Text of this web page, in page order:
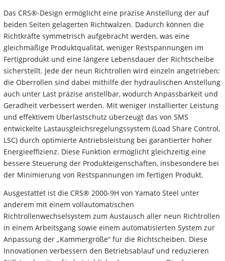
Das CRS®-Design ermöglicht eine präzise Anstellung der auf
beiden Seiten gelagerten Richtwalzen. Dadurch können die
Richtkräfte symmetrisch aufgebracht werden, was eine
gleichmäßige Produktqualität, weniger Restspannungen im
Fertigprodukt und eine längere Lebensdauer der Richtscheibe
sicherstellt. Jede der neun Richtrollen wird einzeln angetrieben;
die Oberrollen sind dabei mithilfe der hydraulischen Anstellung
auch unter Last präzise anstellbar, wodurch Anpassbarkeit und
Geradheit verbessert werden. Mit weniger installierter Leistung
und effektivem Überlastschutz überzeugt das von SMS
entwickelte Lastausgleichsregelungssystem (Load Share Control,
LSC) durch optimierte Antriebsleistung bei garantierter hoher
Energieeffizienz. Diese Funktion ermöglicht gleichzeitig eine
bessere Steuerung der Produkteigenschaften, insbesondere bei
der Minimierung von Restspannungen im fertigen Produkt.
Ausgestattet ist die CRS® 2000-9H von Yamato Steel unter
anderem mit einem vollautomatischen
Richtrollenwechselsystem zum Austausch aller neun Richtrollen
in einem Arbeitsgang sowie einem automatisierten System zur
Anpassung der „Kammergröße“ für die Richtscheiben. Diese
Innovationen verbessern den Betriebsablauf und reduzieren